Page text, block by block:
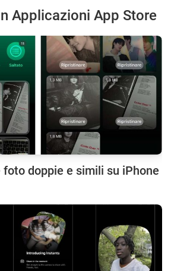
Applicazioni App Store
doppie e simili su iPhone